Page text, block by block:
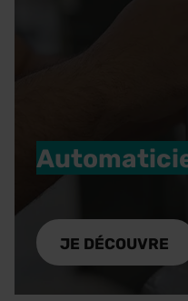
programme, installe
pour l'industrie du
JE DÉCOUVRE